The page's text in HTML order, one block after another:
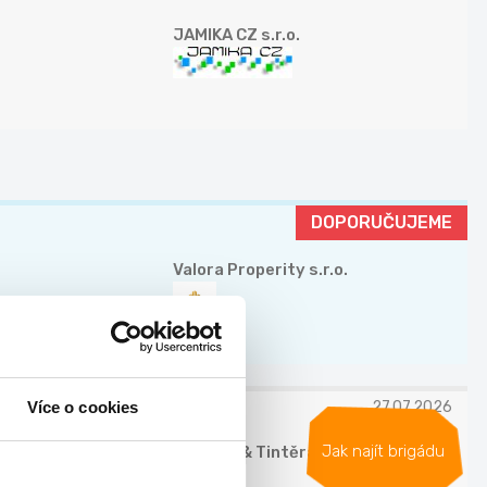
Více o cookies
Jak najít brigádu
JAMIKA CZ s.r.o.
DOPORUČUJEME
Valora Properity s.r.o.
27.07.2026
Chládek & Tintěra, a.s.